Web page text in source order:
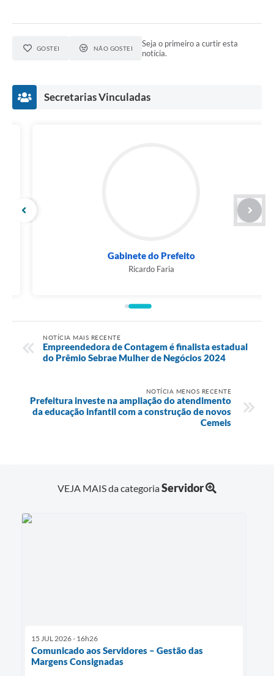
GOSTEI NÃO GOSTEI
Seja o primeiro a curtir esta
notícia.
Secretarias Vinculadas
Gabinete do Prefeito
Ricardo Faria
NOTÍCIA MAIS RECENTE
Empreendedora de Contagem é finalista estadual
do Prêmio Sebrae Mulher de Negócios 2024
NOTÍCIA MENOS RECENTE
Prefeitura investe na ampliação do atendimento
da educação infantil com a construção de novos
Cemeis
VEJA MAIS da categoriaServidor
15 JUL 2026 - 16h26
Comunicado aos Servidores – Gestão das
Margens Consignadas